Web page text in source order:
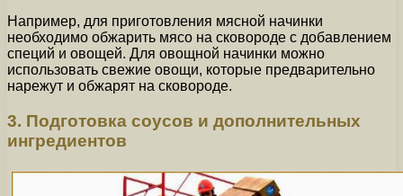
Например, для приготовления мясной начинки
необходимо обжарить мясо на сковороде с добавлением
специй и овощей. Для овощной начинки можно
использовать свежие овощи, которые предварительно
нарежут и обжарят на сковороде.
3. Подготовка соусов и дополнительных
ингредиентов